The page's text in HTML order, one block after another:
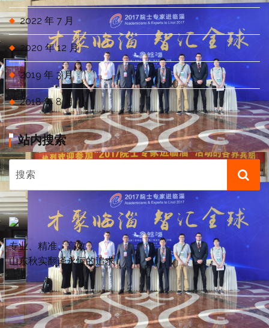
2022 年 7 月
2020 年 12 月
2019 年 3 月
2018 年 8 月
站内搜索
专业、精准、高效
山东秋实翻译永恒的追求